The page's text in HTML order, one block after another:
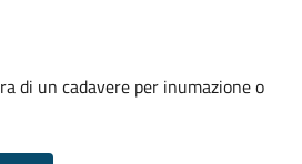
di un cadavere per inumazione o